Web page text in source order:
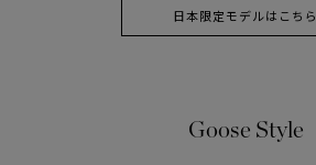
日本限定モデルはこちら
Goose Style